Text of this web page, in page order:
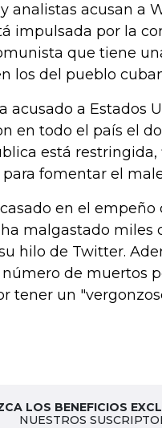
analistas acusan a
impulsada por la
que tiene
los del pueblo
acusado a Estados
en todo el país el
está restringida,
fomentar el
en el
malgastado miles
hilo de Twitter.
de muertos
tener un
LOS BENEFICIOS
NUESTROS